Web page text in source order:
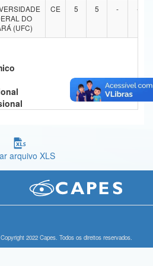
e Comunicações
DO
(UFC)
CE 5 5 - -
arquivo XLS
Copyright 2022 Capes. Todos os direitos reservados.